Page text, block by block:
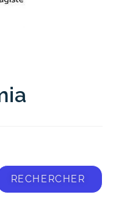
RECHERCHER